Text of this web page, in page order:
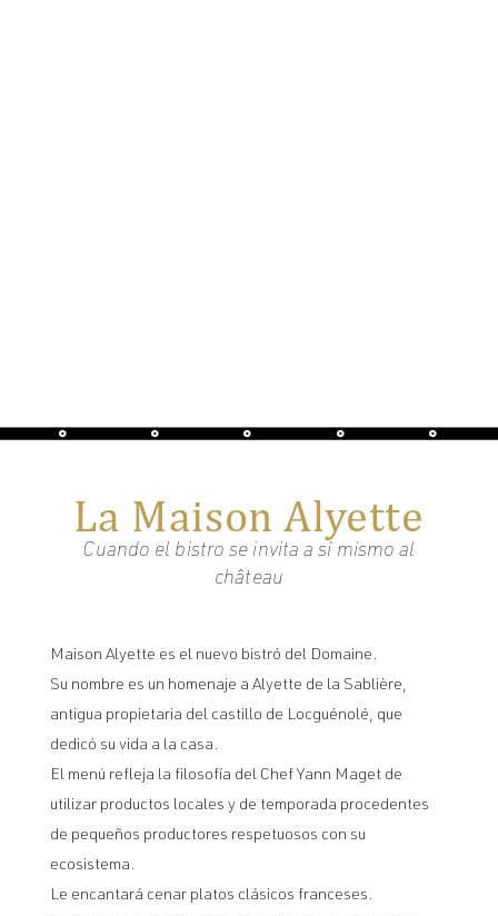
La Maison Alyette
Cuando el bistro se invita a sí mismo al
château
Maison Alyette es el nuevo bistró del Domaine.
Su nombre es un homenaje a Alyette de la Sablière,
antigua propietaria del castillo de Locguénolé, que
dedicó su vida a la casa.
El menú refleja la filosofía del Chef Yann Maget de
utilizar productos locales y de temporada procedentes
de pequeños productores respetuosos con su
ecosistema.
Le encantará cenar platos clásicos franceses.